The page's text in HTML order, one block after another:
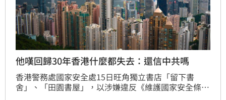
他嘆回歸30年香港什麼都失去：還信中共嗎
香港警務處國家安全處15日旺角獨立書店「留下書
舍」、「田園書屋」，以涉嫌違反《維護國家安全條